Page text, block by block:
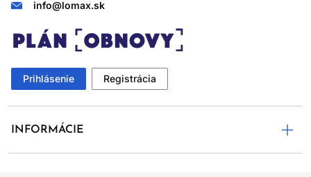
info@lomax.sk
Prihlásenie Registrácia
INFORMÁCIE